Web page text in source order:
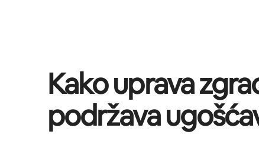
Kako uprava
podržava